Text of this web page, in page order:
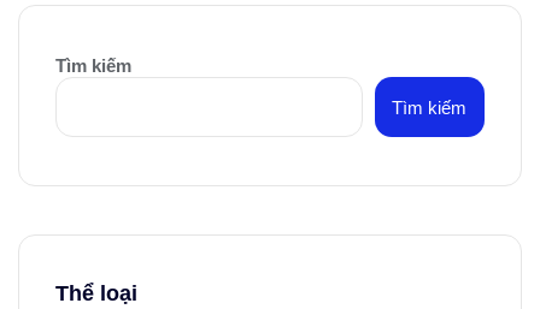
Tìm kiếm
Tìm kiếm
Thể loại